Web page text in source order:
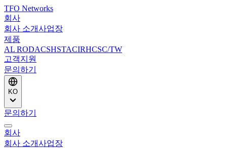
TFO Networks
회사
회사 소개사업장
제품
AL RODACSHSTACIRHCSC/TW
고객지원
문의하기
KO
문의하기
회사
회사 소개사업장